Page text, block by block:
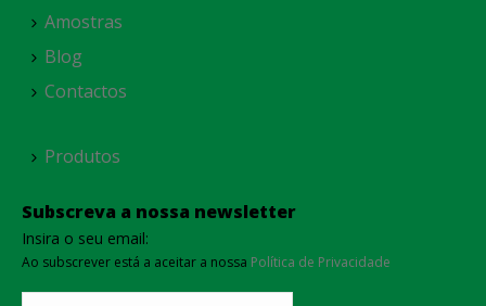
Amostras
Blog
Contactos
Produtos
Subscreva a nossa newsletter
Insira o seu email:
Ao subscrever está a aceitar a nossa Política de Privacidade